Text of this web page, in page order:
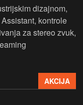
dizajnom,
kontrole
za stereo zvuk,
AKCIJA